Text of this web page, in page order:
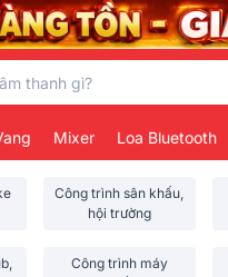
Mixer Loa Bluetooth
Công trình sân khấu,
hội trường
Công trình máy